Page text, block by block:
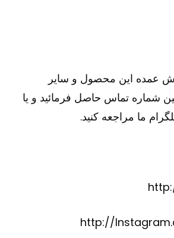
عمده این محصول و سایر
شماره تماس حاصل فرمائید و یا
ما مراجعه کنید.
http://